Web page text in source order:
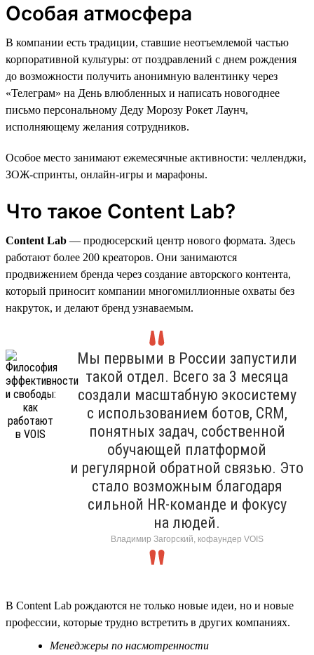
Особая атмосфера
В компании есть традиции, ставшие неотъемлемой частью
корпоративной культуры: от поздравлений с днем рождения
до возможности получить анонимную валентинку через
«Телеграм» на День влюбленных и написать новогоднее
письмо персональному Деду Морозу Рокет Лаунч,
исполняющему желания сотрудников.
Особое место занимают ежемесячные активности: челленджи,
ЗОЖ-спринты, онлайн-игры и марафоны.
Что такое Content Lab?
Content Lab — продюсерский центр нового формата. Здесь
работают более 200 креаторов. Они занимаются
продвижением бренда через создание авторского контента,
который приносит компании многомиллионные охваты без
накруток, и делают бренд узнаваемым.
Мы первыми в России запустили
такой отдел. Всего за 3 месяца
создали масштабную экосистему
с использованием ботов, CRM,
понятных задач, собственной
обучающей платформой
и регулярной обратной связью. Это
стало возможным благодаря
сильной HR-команде и фокусу
на людей.
Владимир Загорский, кофаундер VOIS
В Content Lab рождаются не только новые идеи, но и новые
профессии, которые трудно встретить в других компаниях.
Менеджеры по насмотренности